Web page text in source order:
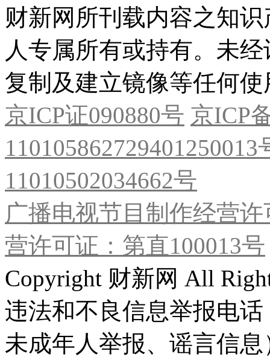
财新网所刊载内容之知
人专属所有或持有。未
复制及建立镜像等任何使
京ICP证090880号 京ICP
11010502034662号
广播电视节目制作经营
营许可证：第直100013号
Copyright 财新网 All
违法和不良信息举报电
未成年人举报、谣言信